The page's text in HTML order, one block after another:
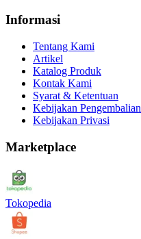
Informasi
Tentang Kami
Artikel
Katalog Produk
Kontak Kami
Syarat & Ketentuan
Kebijakan Pengembalian
Kebijakan Privasi
Marketplace
Tokopedia